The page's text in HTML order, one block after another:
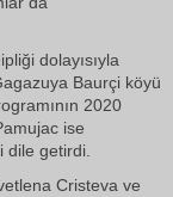
dolayısıyla
Baurçi köyü
2020
ise
getirdi.
Cristeva ve